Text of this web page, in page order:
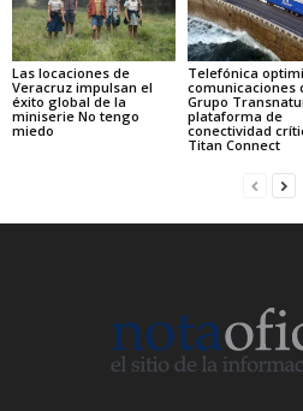
Las locaciones de
Veracruz impulsan el
éxito global de la
miniserie No tengo
miedo
Telefónica
comunicaciones
Grupo
plataforma de
conectividad
Titan Connect